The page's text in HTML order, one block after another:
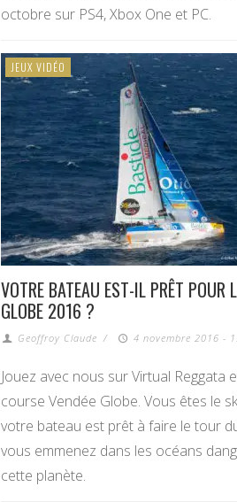
octobre sur PS4, Xbox One et PC.
JEUX VIDÉO
VOTRE BATEAU EST-IL PRÊT POUR
GLOBE 2016 ?
Geoffroy Claude / 4 novembre 2016 -
Jouez avec nous sur Virtual Reggata
course Vendée Globe. Vous êtes le
votre bateau est prêt à faire le tour
vous emmenez dans les océans
cette planète.